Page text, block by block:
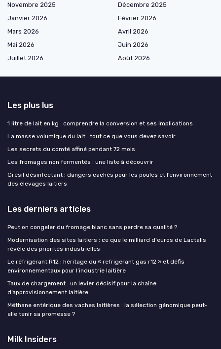
Novembre 2025
Décembre 2025
Janvier 2026
Février 2026
Mars 2026
Avril 2026
Mai 2026
Juin 2026
Juillet 2026
Août 2026
Les plus lus
1 litre de lait en kg : comprendre la conversion et ses implications
La masse volumique du lait : tout ce que vous devez savoir
Les secrets du comté affiné pendant 72 mois
Les fromages non fermentés : une liste à découvrir
Grésil désinfectant : dangers cachés pour les poules et l’environnement
des élevages laitiers
Les derniers articles
Peut on congeler du fromage blanc sans perdre sa qualité ?
Modernisation des sites laitiers : ce que le milliard d'euros de Lactalis
révèle des priorités industrielles
Le réfrigérant R12 : héritage du « refrigerant gas r12 » et défis
environnementaux pour l’industrie laitière
Taux de chargement : un levier décisif pour la chaîne
d’approvisionnement laitière
Méthane entérique des vaches laitières : la sélection génomique peut-
elle tenir sa promesse ?
Milk Insiders